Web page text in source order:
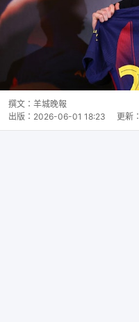
撰文： 羊城晚報
出版： 2026-06-01 18:23 更新：